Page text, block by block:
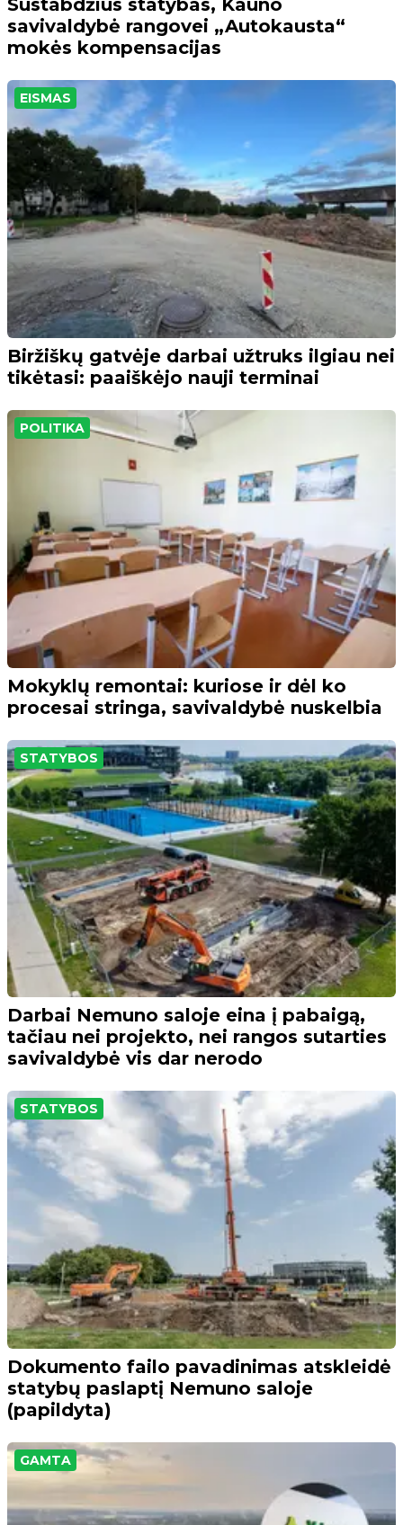
savivaldybė rangovei „Autokausta“
mokės kompensacijas
EISMAS
Biržiškų gatvėje darbai užtruks ilgiau nei
tikėtasi: paaiškėjo nauji terminai
POLITIKA
Mokyklų remontai: kuriose ir dėl ko
procesai stringa, savivaldybė nuskelbia
STATYBOS
Darbai Nemuno saloje eina į pabaigą,
tačiau nei projekto, nei rangos sutarties
savivaldybė vis dar nerodo
STATYBOS
Dokumento failo pavadinimas atskleidė
statybų paslaptį Nemuno saloje
(papildyta)
GAMTA